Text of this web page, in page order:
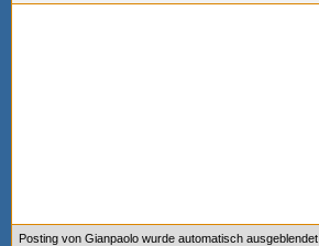
Posting von Gianpaolo wurde automatisch ausgeblendet.